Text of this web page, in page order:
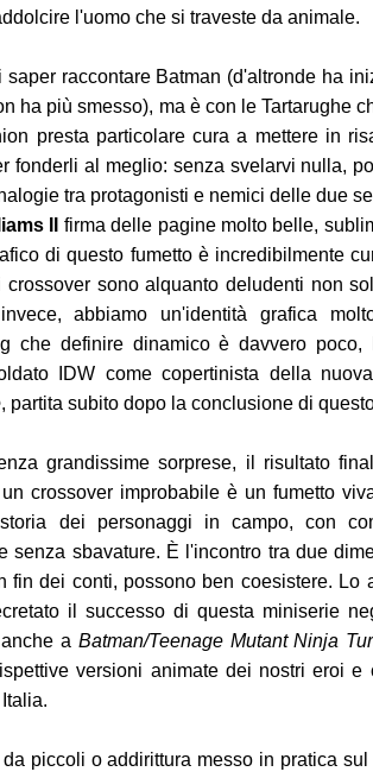
l'uomo che si traveste da animale.
raccontare Batman (d'altronde ha
ha più smesso), ma è con le Tartarughe
presta particolare cura a mettere in
fonderli al meglio: senza svelarvi nulla,
tra protagonisti e nemici delle due
II
firma delle pagine molto belle,
di questo fumetto è incredibilmente
sono alquanto deludenti non
abbiamo un'identità grafica
che definire dinamico è davvero poco,
IDW come copertinista della
, partita subito dopo la conclusione di
grandissime sorprese, il risultato
crossover improbabile è un fumetto
dei personaggi in campo, con
senza sbavature. È l'incontro tra due
fin dei conti, possono ben coesistere. Lo
il successo di questa miniserie
a Batman/Teenage Mutant Ninja
versioni animate dei nostri eroi e
piccoli o addirittura messo in pratica